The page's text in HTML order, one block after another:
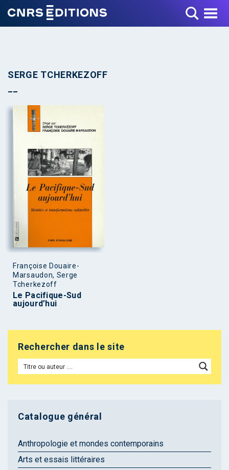
Toggle Menu
SERGE TCHERKEZOFF
Françoise Douaire-
Marsaudon, Serge
Tcherkezoff
Le Pacifique-Sud
aujourd’hui
Rechercher dans le site
Catalogue général
Anthropologie et mondes contemporains
Arts et essais littéraires